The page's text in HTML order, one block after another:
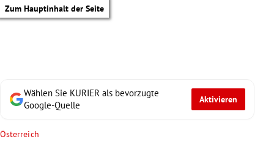
Zum Hauptinhalt der Seite
Wählen Sie KURIER als bevorzugte
Google-Quelle
Aktivieren
Österreich